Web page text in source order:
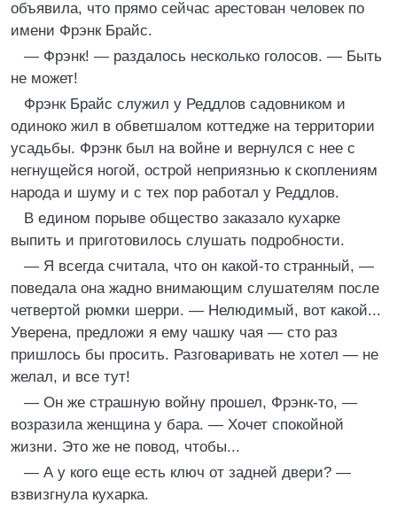
объявила, что прямо сейчас арестован человек по
имени Фрэнк Брайс.
— Фрэнк! — раздалось несколько голосов. — Быть
не может!
Фрэнк Брайс служил у Реддлов садовником и
одиноко жил в обветшалом коттедже на территории
усадьбы. Фрэнк был на войне и вернулся с нее с
негнущейся ногой, острой неприязнью к скоплениям
народа и шуму и с тех пор работал у Реддлов.
В едином порыве общество заказало кухарке
выпить и приготовилось слушать подробности.
— Я всегда считала, что он какой-то странный, —
поведала она жадно внимающим слушателям после
четвертой рюмки шерри. — Нелюдимый, вот какой...
Уверена, предложи я ему чашку чая — сто раз
пришлось бы просить. Разговаривать не хотел — не
желал, и все тут!
— Он же страшную войну прошел, Фрэнк-то, —
возразила женщина у бара. — Хочет спокойной
жизни. Это же не повод, чтобы...
— А у кого еще есть ключ от задней двери? —
взвизгнула кухарка.